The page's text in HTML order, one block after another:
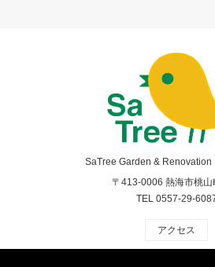
SaTree Garden & Renovation
〒413-0006 熱海市桃山
TEL 0557-29-
アクセス